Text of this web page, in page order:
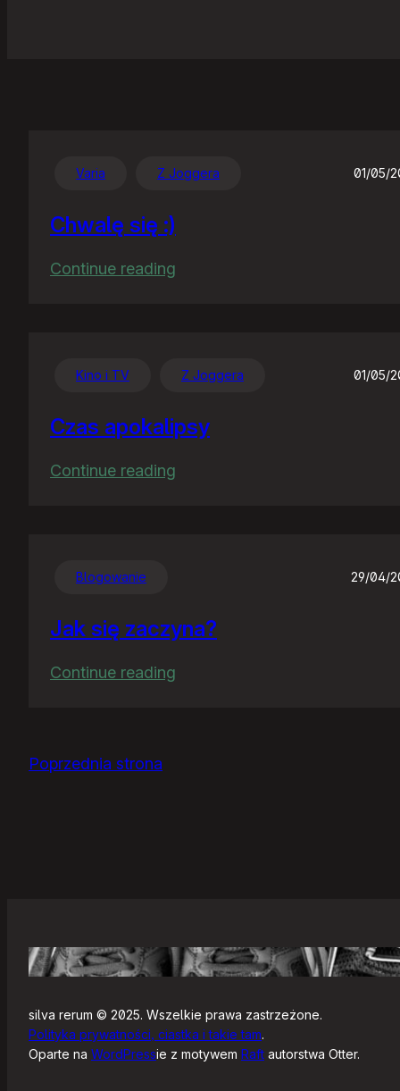
Varia Z Joggera 01/05/
Chwalę się :)
Continue reading
Kino i TV Z Joggera 01/05/
Czas apokalipsy
Continue reading
Blogowanie 29/04/
Jak się zaczyna?
Continue reading
Poprzednia strona
silva rerum © 2025. Wszelkie prawa zastrzeżone.
Polityka prywatności, ciastka i takie tam.
Oparte na WordPressie z motywem Raft autorstwa Otter.